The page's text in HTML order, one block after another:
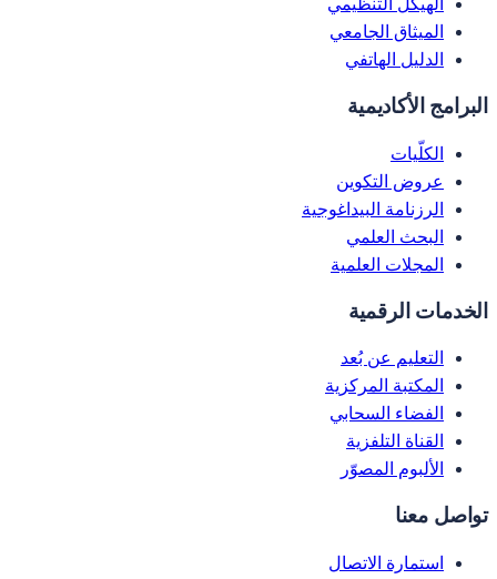
الهيكل التنظيمي
الميثاق الجامعي
الدليل الهاتفي
البرامج الأكاديمية
الكلّيات
عروض التكوين
الرزنامة البيداغوجية
البحث العلمي
المجلات العلمية
الخدمات الرقمية
التعليم عن بُعد
المكتبة المركزية
الفضاء السحابي
القناة التلفزية
الألبوم المصوّر
تواصل معنا
استمارة الاتصال